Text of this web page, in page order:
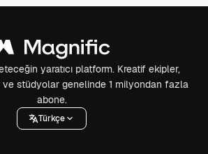
yaratıcı platform. Kreatif ekipler,
stüdyolar genelinde 1 milyondan fazla
abone.
Türkçe